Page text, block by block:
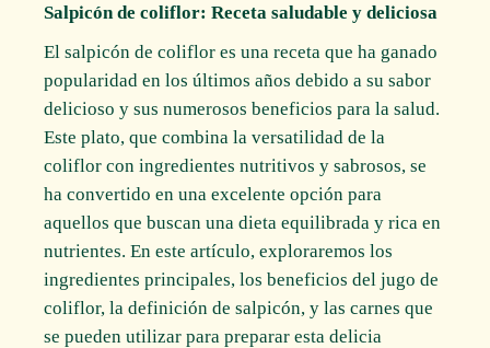
Salpicón de coliflor: Receta saludable y deliciosa
El salpicón de coliflor es una receta que ha ganado
popularidad en los últimos años debido a su sabor
delicioso y sus numerosos beneficios para la salud.
Este plato, que combina la versatilidad de la
coliflor con ingredientes nutritivos y sabrosos, se
ha convertido en una excelente opción para
aquellos que buscan una dieta equilibrada y rica en
nutrientes. En este artículo, exploraremos los
ingredientes principales, los beneficios del jugo de
coliflor, la definición de salpicón, y las carnes que
se pueden utilizar para preparar esta delicia